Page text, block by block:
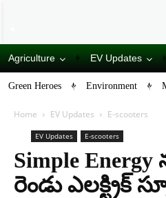
Agriculture EV Updates
Green Heroes Environment
Home EV Updates E-scooters
EV Updates E-scooters
Simple
రెండు ఎలక్ట్రిక్